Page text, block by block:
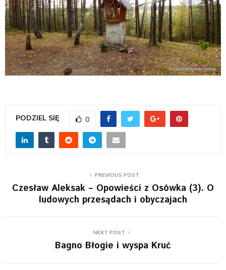
PODZIEL SIĘ 0
PREVIOUS POST
Czesław Aleksak – Opowieści z Osówka (3). O
ludowych przesądach i obyczajach
NEXT POST
Bagno Błogie i wyspa Kruć